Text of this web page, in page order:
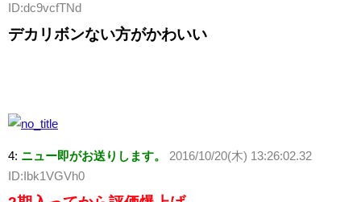
ID:dc9vcfTNd
デカリボンない方がかわいい
4: ニュー即がお送りします。
2016/10/20(木) 13:26:02.32
ID:Ibk1VGVh0